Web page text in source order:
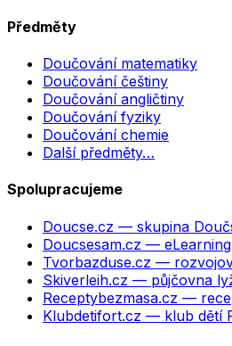
Předměty
Doučování matematiky
Doučování češtiny
Doučování angličtiny
Doučování fyziky
Doučování chemie
Další předměty…
Spolupracujeme
Doucse.cz — skupina
Doucsesam.cz —
Tvorbazduse.cz —
Skiverleih.cz — půjčovna
Receptybezmasa.cz —
Klubdetifort.cz — klub dětí